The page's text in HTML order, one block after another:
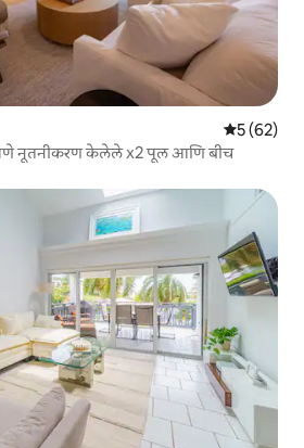
5 पैकी 5
5 (62)
नूतनीकरण केलेले x2 पूल आणि बीच